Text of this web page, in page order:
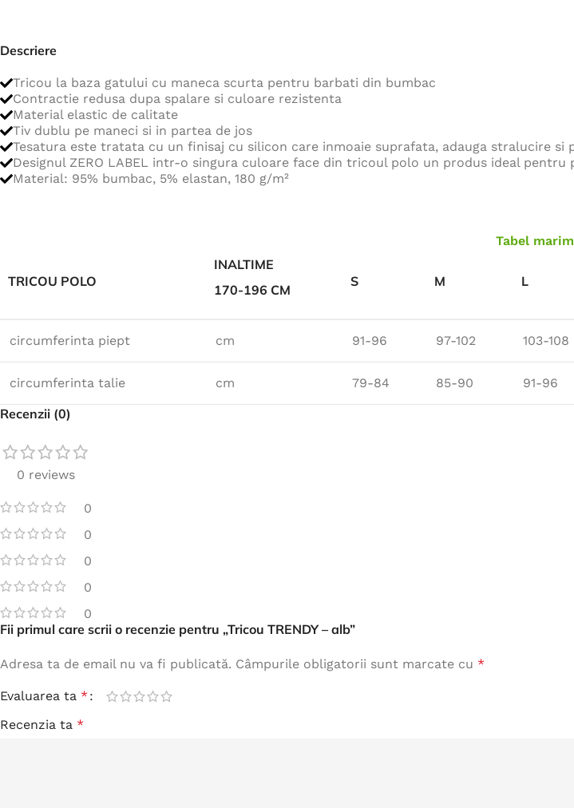
Tricouri
Pelerine
Costume
Combinezoane
Accesorii
Descriere
Tricou la baza gatului cu maneca scurta pentru barbati din bumbac
Contractie redusa dupa spalare si culoare rezistenta
Material elastic de calitate
Tiv dublu pe maneci si in partea de jos
Tesatura este tratata cu un finisaj cu silicon care inmoaie suprafata, adauga stralucire si
Designul ZERO LABEL intr-o singura culoare face din tricoul polo un produs ideal
Material: 95% bumbac, 5% elastan, 180 g/m²
Tabel
TRICOU POLO
INALTIME
170-196 CM
S M L
circumferinta piept cm 91-96 97-102 103-108
circumferinta talie cm 79-84 85-90 91-96
Recenzii (0)
0 reviews
0
0
0
0
0
Fii primul care scrii o recenzie pentru „Tricou TRENDY – alb”
Adresa ta de email nu va fi publicată. Câmpurile obligatorii sunt marcate cu *
Evaluarea ta *
Recenzia ta *